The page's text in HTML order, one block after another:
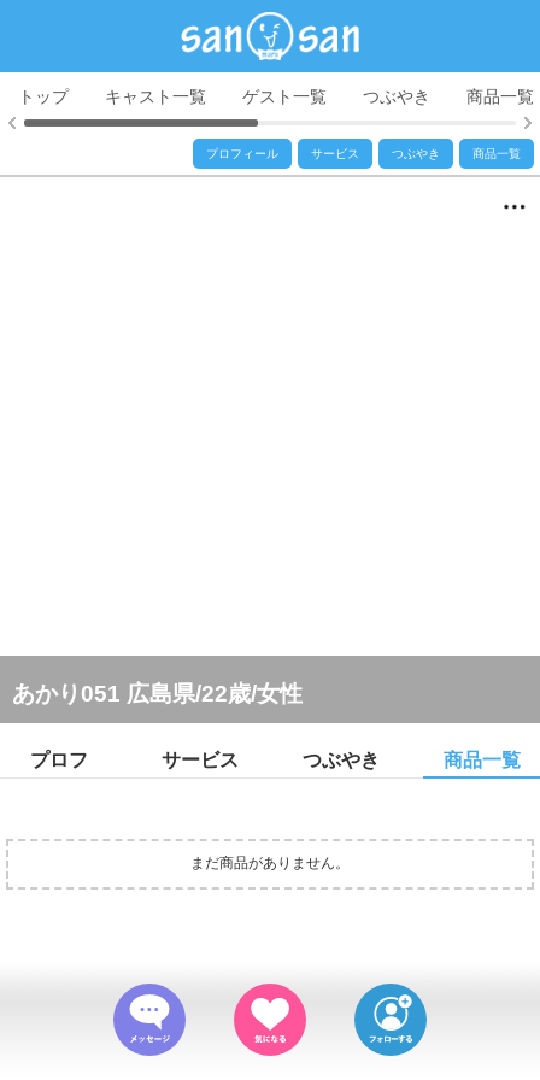
トップ キャスト一覧 ゲスト一覧 つぶやき 商品一覧
プロフィール サービス つぶやき 商品一覧
あかり051 広島県/22歳/女性
プロフ サービス つぶやき 商品一覧
まだ商品がありません。